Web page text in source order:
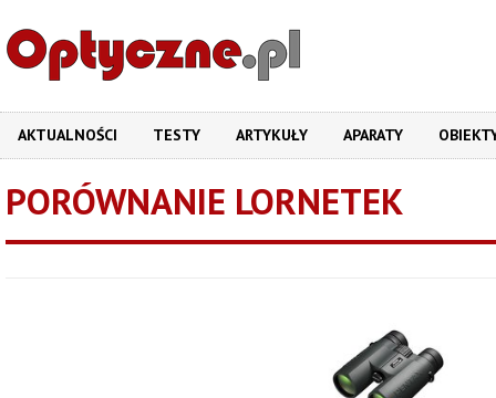
AKTUALNOŚCI TESTY ARTYKUŁY APARATY
PORÓWNANIE LORNETEK